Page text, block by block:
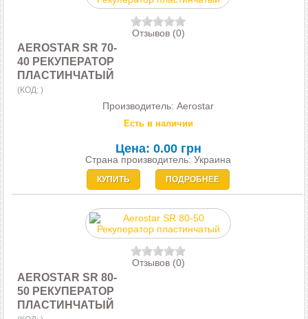
Отзывов (0)
AEROSTAR SR 70-
40 РЕКУПЕРАТОР
ПЛАСТИНЧАТЫЙ
(КОД: )
Производитель: Aerostar
Есть в наличии
Цена: 0.00 грн
Страна производитель: Украина
КУПИТЬ ПОДРОБНЕЕ
Отзывов (0)
AEROSTAR SR 80-
50 РЕКУПЕРАТОР
ПЛАСТИНЧАТЫЙ